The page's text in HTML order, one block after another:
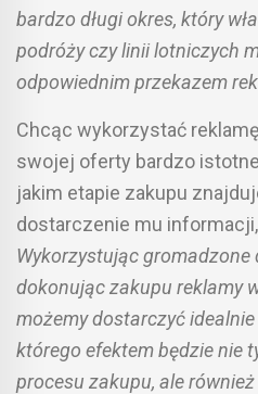
bardzo długi okres, który
podróży czy linii lotniczych
odpowiednim przekazem
Chcąc wykorzystać
swojej oferty bardzo
jakim etapie zakupu
dostarczenie mu
Wykorzystując
dokonując zakupu reklamy
możemy dostarczyć
którego efektem będzie nie
procesu zakupu, ale